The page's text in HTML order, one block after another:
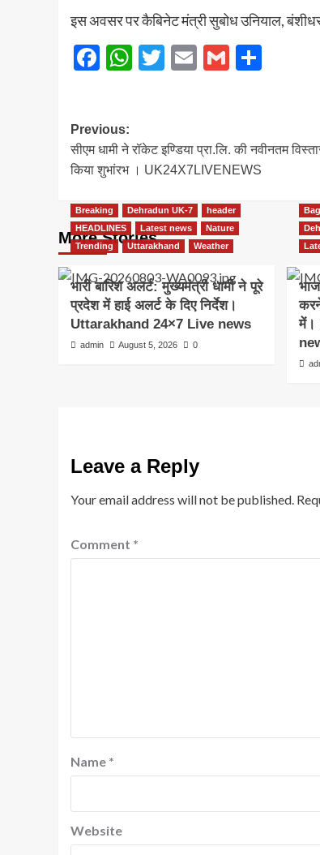
इस अवसर पर कैबिनेट मंत्री सुबोध उनियाल,
Facebook
WhatsApp
Twitter
EmailGmail
Post
navigation
Previous:
सीएम धामी ने रॉकेट इण्डिया प्रा.लि. की नवीनतम
किया शुभांरभ । UK24X7LIVENEWS
More Stories
Breaking Dehradun UK-7
header
HEADLINES
Latest news
Nature
Trending
Uttarakhand Weather
भारी बारिश अलर्ट: मुख्यमंत्री धामी ने पूरे
प्रदेश में हाई अलर्ट के दिए निर्देश।
Uttarakhand 24×7 Live news
admin August 5, 2026 0
में।
Leave a Reply
Your email address will not be published.
Comment *
Name *
Website